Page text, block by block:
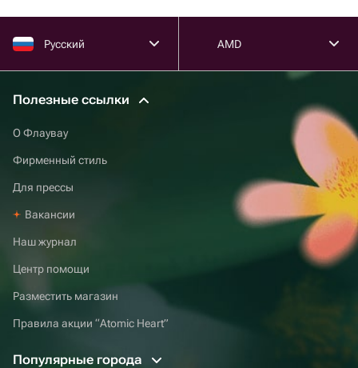
Русский AMD
Полезные ссылки
О Флаувау
Фирменный стиль
Для прессы
Вакансии
Наш журнал
Центр помощи
Разместить магазин
Правила акции “Atomic Heart”
Популярные города